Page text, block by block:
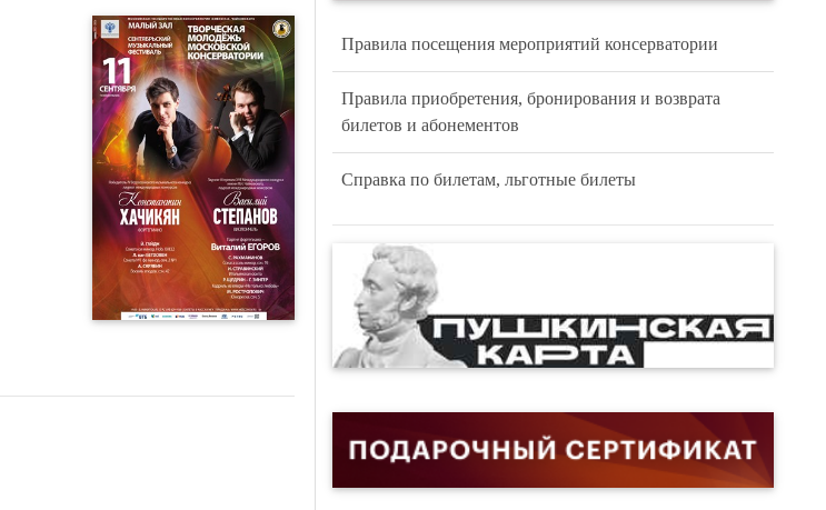
Правила посещения мероприятий консерватории
Правила приобретения, бронирования и возврата
билетов и абонементов
Справка по билетам, льготные билеты